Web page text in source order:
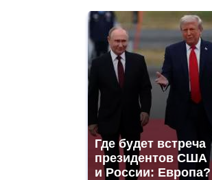
Где будет встреча
президентов США
и России: Европа?